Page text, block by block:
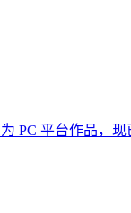
PC 平台作品